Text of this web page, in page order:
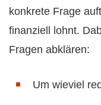
konkrete Frage
finanziell lohnt.
Fragen abklären:
Um wieviel